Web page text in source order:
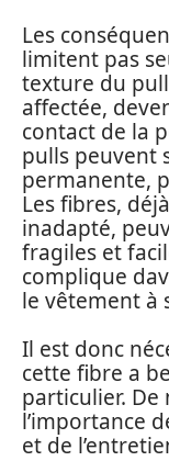
Les
limitent pas
texture du
affectée,
contact de la
pulls peuvent
permanente,
Les fibres,
inadapté,
fragiles et
complique
le vêtement à
Il est donc
cette fibre a
particulier.
l’importance
et de